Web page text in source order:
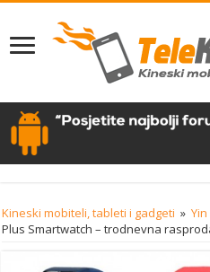
Kineski mobiteli, tableti i gadgeti »
Plus Smartwatch – trodnevna